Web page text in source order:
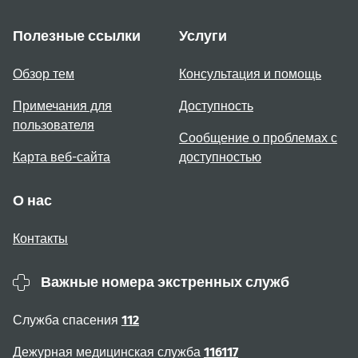
Полезные ссылки
Обзор тем
Примечания для
пользователя
Карта веб-сайта
Услуги
Консультация и помощь
Доступность
Сообщение о проблемах с
доступностью
О нас
Контакты
Важные номера экстренных служб
Служба спасения 112
Дежурная медицинская служба 116117